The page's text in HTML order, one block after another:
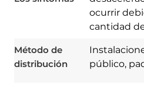
ocurrir
cantidad
Método de
distribución
público,
Spy